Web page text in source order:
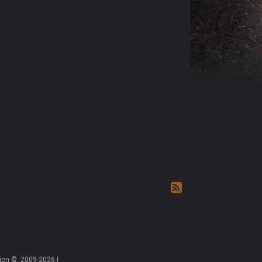
©, 2009-2026 |